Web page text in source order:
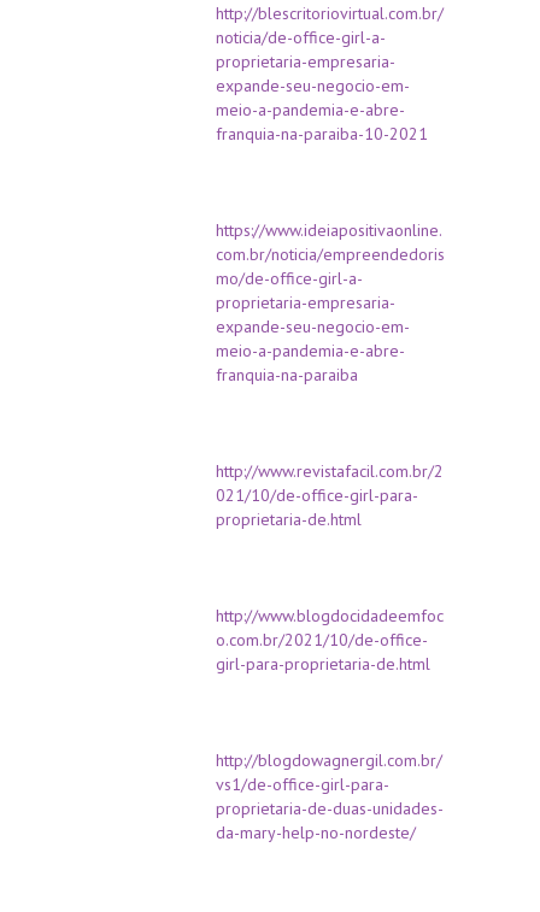
http://blescritoriovirtual.com.br/
noticia/de-office-girl-a-
proprietaria-empresaria-
expande-seu-negocio-em-
meio-a-pandemia-e-abre-
franquia-na-paraiba-10-2021
https://www.ideiapositivaonline.
com.br/noticia/empreendedoris
mo/de-office-girl-a-
proprietaria-empresaria-
expande-seu-negocio-em-
meio-a-pandemia-e-abre-
franquia-na-paraiba
http://www.revistafacil.com.br/2
021/10/de-office-girl-para-
proprietaria-de.html
http://www.blogdocidadeemfoc
o.com.br/2021/10/de-office-
girl-para-proprietaria-de.html
http://blogdowagnergil.com.br/
vs1/de-office-girl-para-
proprietaria-de-duas-unidades-
da-mary-help-no-nordeste/